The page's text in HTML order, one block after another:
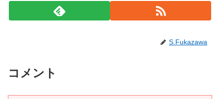
S.Fukazawa
コメント